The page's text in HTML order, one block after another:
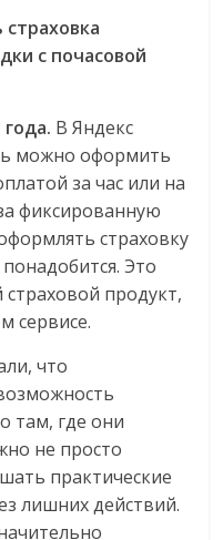
с почасовой
В Яндекс
можно оформить
за час или на
фиксированную
страховку
Это
продукт,
сервисе.
что
там, где они
не просто
практические
лишних действий.